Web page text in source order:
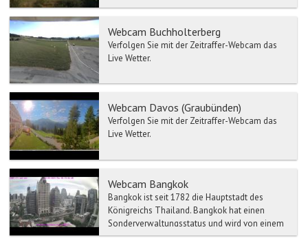
Stadt Warburg liegt im östliche...
Webcam Buchholterberg
Verfolgen Sie mit der Zeitraffer-Webcam das
Live Wetter.
Webcam Davos (Graubünden)
Verfolgen Sie mit der Zeitraffer-Webcam das
Live Wetter.
Webcam Bangkok
Bangkok ist seit 1782 die Hauptstadt des
Königreichs Thailand. Bangkok hat einen
Sonderverwaltungsstatus und wird von einem
Gouverneur regiert. Die...